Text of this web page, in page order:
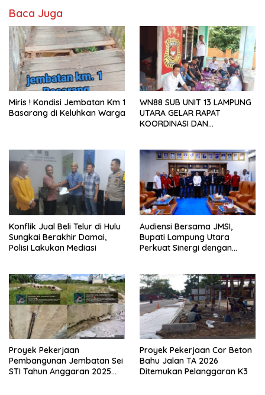
Baca Juga
Miris ! Kondisi Jembatan Km 1
Basarang di Keluhkan Warga
WN88 SUB UNIT 13 LAMPUNG
UTARA GELAR RAPAT
KOORDINASI DAN
Konflik Jual Beli Telur di Hulu
Sungkai Berakhir Damai,
Polisi Lakukan Mediasi
Audiensi Bersama JMSI,
Bupati Lampung Utara
Perkuat Sinergi dengan
Proyek Pekerjaan
Pembangunan Jembatan Sei
STI Tahun Anggaran 2025
Proyek Pekerjaan Cor Beton
Bahu Jalan TA 2026
Ditemukan Pelanggaran K3